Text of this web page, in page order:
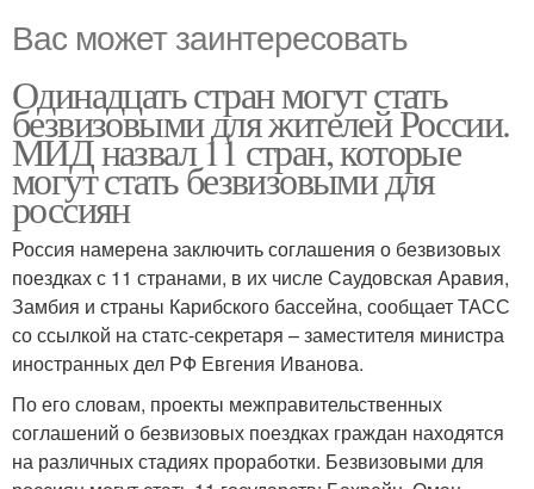
Вас может заинтересовать
Одинадцать стран могут стать
безвизовыми для жителей России.
МИД назвал 11 стран, которые
могут стать безвизовыми для
россиян
Россия намерена заключить соглашения о безвизовых
поездках с 11 странами, в их числе Саудовская Аравия,
Замбия и страны Карибского бассейна, сообщает ТАСС
со ссылкой на статс-секретаря – заместителя министра
иностранных дел РФ Евгения Иванова.
По его словам, проекты межправительственных
соглашений о безвизовых поездках граждан находятся
на различных стадиях проработки. Безвизовыми для